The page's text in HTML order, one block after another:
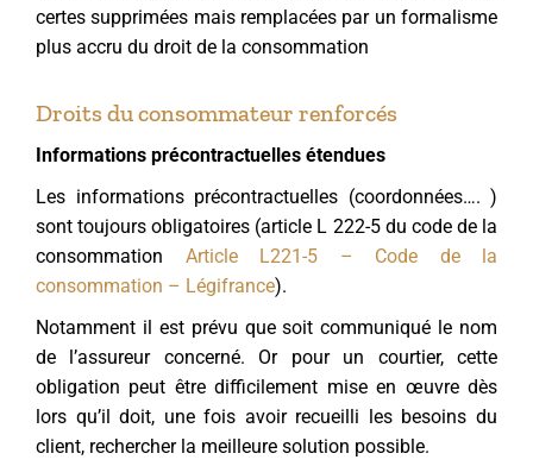
certes supprimées mais remplacées par un formalisme
plus accru du droit de la consommation
Droits du consommateur renforcés
Informations précontractuelles étendues
Les informations précontractuelles (coordonnées…. )
sont toujours obligatoires (article L 222-5 du code de la
consommation Article L221-5 – Code de la
consommation – Légifrance).
Notamment il est prévu que soit communiqué le nom
de l’assureur concerné. Or pour un courtier, cette
obligation peut être difficilement mise en œuvre dès
lors qu’il doit, une fois avoir recueilli les besoins du
client, rechercher la meilleure solution possible.